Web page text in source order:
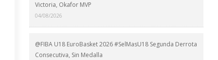
Victoria, Okafor MVP
04/08/2026
@FIBA U18 EuroBasket 2026 #SelMasU18 Segunda Derrota
Consecutiva, Sin Medalla